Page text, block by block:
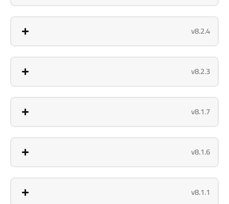
v8.2.4
v8.2.3
v8.1.7
v8.1.6
v8.1.1